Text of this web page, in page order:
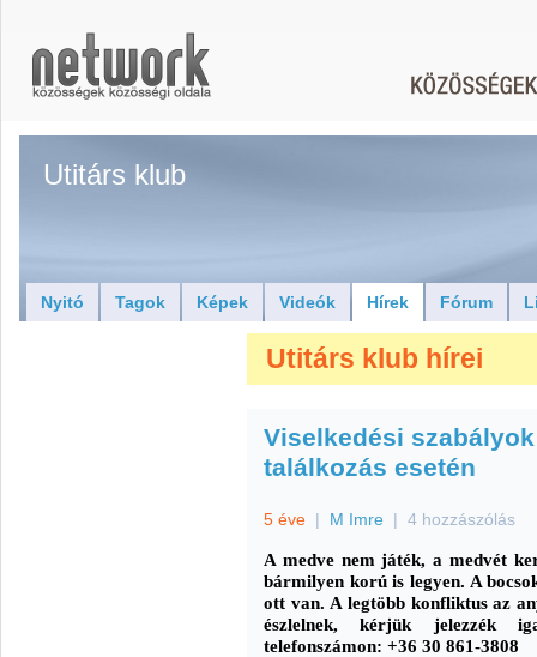
Utitárs klub
Nyitó Tagok Képek Videók Hírek Fórum
Utitárs klub hírei
Viselkedési
találkozás esetén
5 éve | M Imre | 4 hozzászólás
A medve nem játék, a medvét
bármilyen korú is legyen. A
ott van. A legtöbb konfliktus az
észlelnek, kérjük jelezzék
telefonszámon: +36 30 861-3808